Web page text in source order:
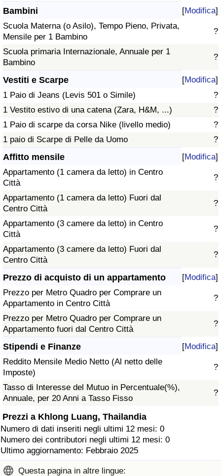
Bambini [Modifica]
Scuola Materna (o Asilo), Tempo Pieno, Privata,
Mensile per 1 Bambino
?
Scuola primaria Internazionale, Annuale per 1
Bambino
?
Vestiti e Scarpe [Modifica]
1 Paio di Jeans (Levis 501 o Simile)
?
1 Vestito estivo di una catena (Zara, H&M, ...)
?
1 Paio di scarpe da corsa Nike (livello medio)
?
1 paio di Scarpe di Pelle da Uomo
?
Affitto mensile [Modifica]
Appartamento (1 camera da letto) in Centro
Città
?
Appartamento (1 camera da letto) Fuori dal
Centro Città
?
Appartamento (3 camere da letto) in Centro
Città
?
Appartamento (3 camere da letto) Fuori dal
Centro Città
?
Prezzo di acquisto di un appartamento [Modifica]
Prezzo per Metro Quadro per Comprare un
Appartamento in Centro Città
?
Prezzo per Metro Quadro per Comprare un
Appartamento fuori dal Centro Città
?
Stipendi e Finanze [Modifica]
Reddito Mensile Medio Netto (Al netto delle
Imposte)
?
Tasso di Interesse del Mutuo in Percentuale(%),
Annuale, per 20 Anni a Tasso Fisso
?
Prezzi a Khlong Luang, Thailandia
Numero di dati inseriti negli ultimi 12 mesi: 0
Numero dei contributori negli ultimi 12 mesi: 0
Ultimo aggiornamento: Febbraio 2025
Questa pagina in altre lingue: